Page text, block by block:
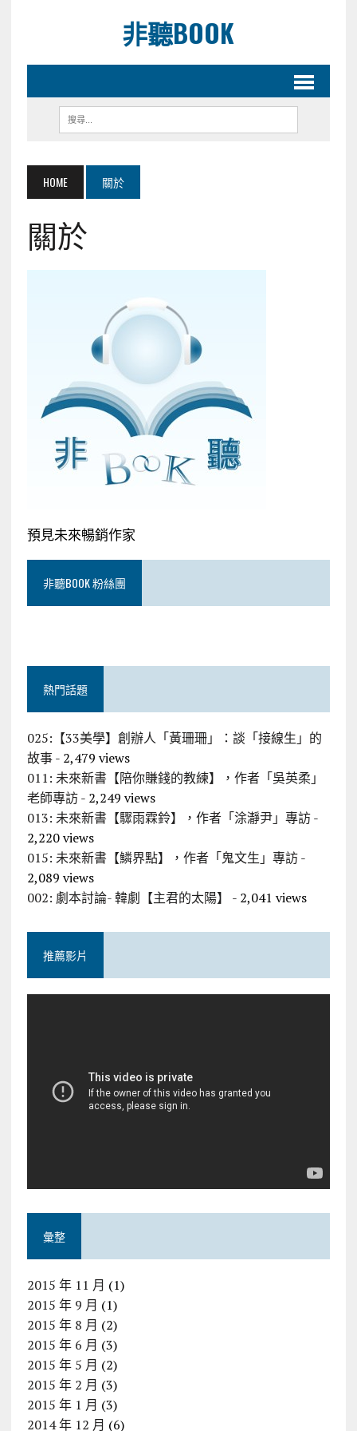
非聽BOOK
HOME 關於
關於
預見未來暢銷作家
非聽BOOK 粉絲團
熱門話題
025:【33美學】創辦人「黃珊珊」：談「接線生」的
故事- 2,479 views
011: 未來新書【陪你賺錢的教練】，作者「吳英柔」
老師專訪- 2,249 views
013: 未來新書【驟雨霖鈴】，作者「涂瀞尹」專訪-
2,220 views
015: 未來新書【鱗界點】，作者「鬼文生」專訪-
2,089 views
002: 劇本討論- 韓劇【主君的太陽】
- 2,041 views
推薦影片
彙整
2015 年 11 月 (1)
2015 年 9 月 (1)
2015 年 8 月 (2)
2015 年 6 月 (3)
2015 年 5 月 (2)
2015 年 2 月 (3)
2015 年 1 月 (3)
2014 年 12 月 (6)